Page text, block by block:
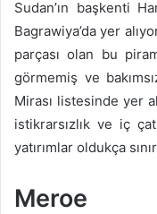
Sudan’ın başkenti
Bagrawiya’da yer
parçası olan bu
görmemiş ve
Mirası listesinde yer
istikrarsızlık ve iç
yatırımlar oldukça
Meroe